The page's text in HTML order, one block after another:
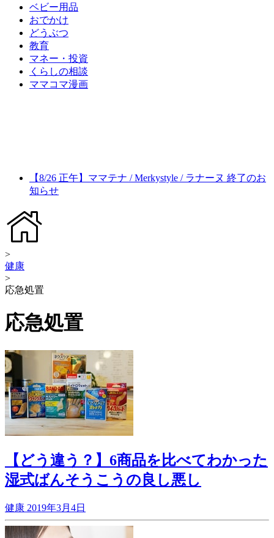
ベビー用品
おでかけ
どうぶつ
教育
マネー・投資
くらしの相談
ママコマ漫画
【8/26 正午】ママテナ / Merkystyle / ラナーヌ 終了のお
知らせ
>
健康
>
応急処置
応急処置
【どう違う？】6商品を比べてわかった
湿式ばんそうこうの良し悪し
健康 2019年3月4日